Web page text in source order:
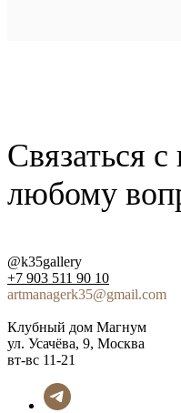
Связатьcя
любому
@k35gallery
+7 903 511 90 10
artmanagerk35@gmail.com
Клубный дом Магнум
ул. Усачёва, 9, Москва
вт-вс 11-21